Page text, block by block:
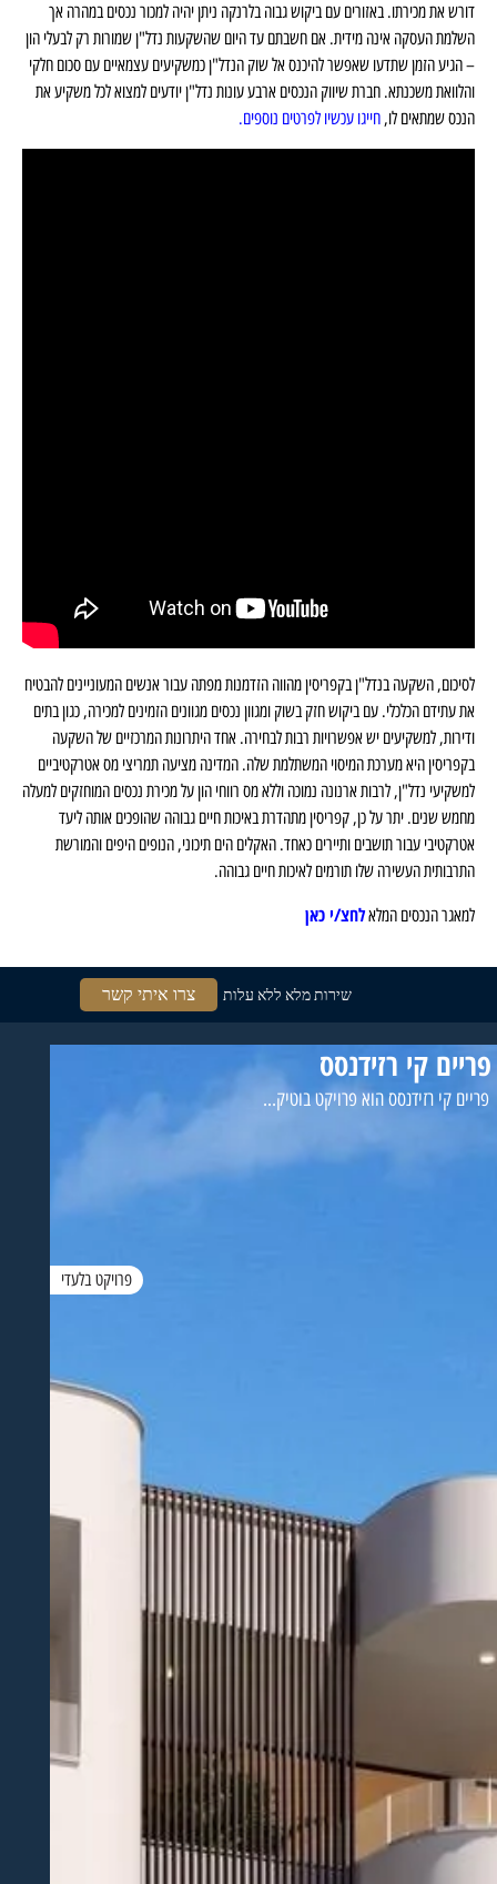
דורש את מכירתו. באזורים עם ביקוש גבוה בלרנקה ניתן יהיה למכור נכסים במהרה אך
השלמת העסקה אינה מידית. אם חשבתם עד היום שהשקעות נדל"ן שמורות רק לבעלי הון
– הגיע הזמן שתדעו שאפשר להיכנס אל שוק הנדל"ן כמשקיעים עצמאיים עם סכום חלקי
והלוואת משכנתא. חברת שיווק הנכסים ארבע עונות נדל"ן יודעים למצוא לכל משקיע את
הנכס שמתאים לו,חייגו עכשיו לפרטים נוספים.
לסיכום, השקעה בנדל"ן בקפריסין מהווה הזדמנות מפתה עבור אנשים המעוניינים להבטיח
את עתידם הכלכלי. עם ביקוש חזק בשוק ומגוון נכסים מגוונים הזמינים למכירה, כגון בתים
ודירות, למשקיעים יש אפשרויות רבות לבחירה. אחד היתרונות המרכזיים של השקעה
בקפריסין היא מערכת המיסוי המשתלמת שלה. המדינה מציעה תמריצי מס אטרקטיביים
למשקיעי נדל"ן, לרבות ארנונה נמוכה וללא מס רווחי הון על מכירת נכסים המוחזקים למעלה
מחמש שנים. יתר על כן, קפריסין מתהדרת באיכות חיים גבוהה שהופכים אותה ליעד
אטרקטיבי עבור תושבים ותיירים כאחד. האקלים הים תיכוני, הנופים היפים והמורשת
התרבותית העשירה שלו תורמים לאיכות חיים גבוהה.
למאגר הנכסים המלאלחצ/י כאן
שירות מלא ללא עלות צרו איתי קשר
פריים קי רזידנסס
פריים קי רזידנסס הוא פרויקט בוטיק...
פרויקט בלעדי